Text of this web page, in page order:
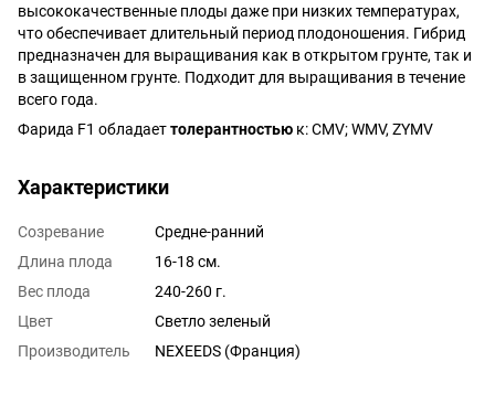
высококачественные плоды даже при низких температурах,
что обеспечивает длительный период плодоношения. Гибрид
предназначен для выращивания как в открытом грунте, так и
в защищенном грунте. Подходит для выращивания в течение
всего года.
Фарида F1 обладаеттолерантностью к: CMV; WMV, ZYMV
Характеристики
Cозревание
Средне-ранний
Длина плода
16-18 см.
Вес плода
240-260 г.
Цвет
Светло зеленый
Производитель
NEXEEDS (Франция)